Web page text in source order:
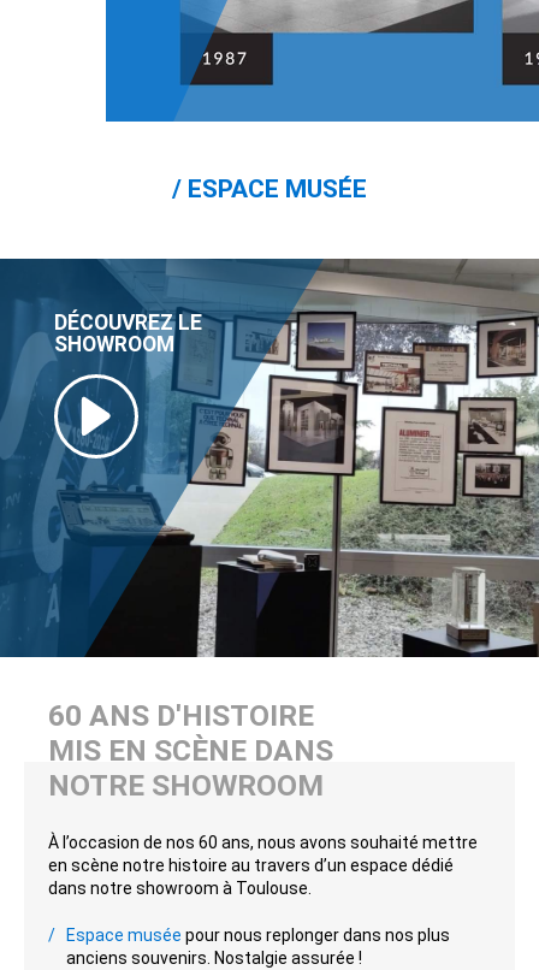
ESPACE MUSÉE
DÉCOUVREZ LE
SHOWROOM
60 ANS D'HISTOIRE
MIS EN SCÈNE DANS
NOTRE SHOWROOM
À l’occasion de nos 60 ans, nous avons souhaité mettre
en scène notre histoire au travers d’un espace dédié
dans notre showroom à Toulouse.
Espace musée pour nous replonger dans nos plus
anciens souvenirs. Nostalgie assurée !